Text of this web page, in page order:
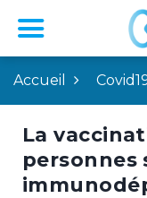
Accueil
La
personnes